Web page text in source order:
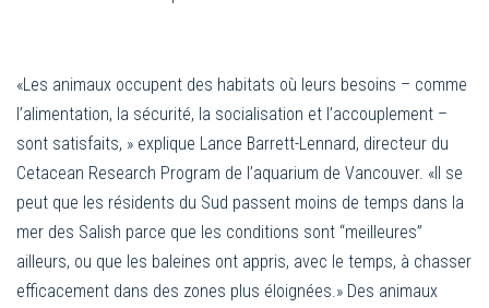
«Les animaux occupent des habitats où leurs besoins – comme
l’alimentation, la sécurité, la socialisation et l’accouplement –
sont satisfaits, » explique Lance Barrett-Lennard, directeur du
Cetacean Research Program de l’aquarium de Vancouver. «Il se
peut que les résidents du Sud passent moins de temps dans la
mer des Salish parce que les conditions sont “meilleures”
ailleurs, ou que les baleines ont appris, avec le temps, à chasser
efficacement dans des zones plus éloignées.» Des animaux